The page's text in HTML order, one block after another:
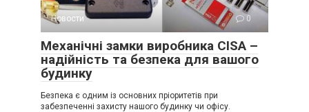
Новости 0
Механічні замки виробника CISA –
надійність та безпека для вашого
будинку
Безпека є одним із основних пріоритетів при
забезпеченні захисту нашого будинку чи офісу.